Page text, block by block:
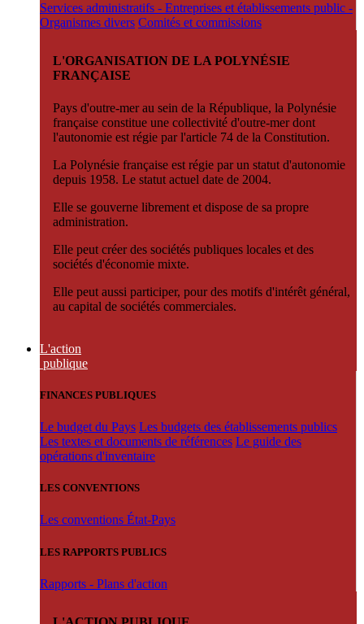
Services administratifs - Entreprises et établissements public -
Organismes divers Comités et commissions
L'ORGANISATION DE LA POLYNÉSIE
FRANÇAISE
Pays d'outre-mer au sein de la République, la Polynésie
française constitue une collectivité d'outre-mer dont
l'autonomie est régie par l'article 74 de la Constitution.
La Polynésie française est régie par un statut d'autonomie
depuis 1958. Le statut actuel date de 2004.
Elle se gouverne librement et dispose de sa propre
administration.
Elle peut créer des sociétés publiques locales et des
sociétés d'économie mixte.
Elle peut aussi participer, pour des motifs d'intérêt général,
au capital de sociétés commerciales.
L'action
publique
FINANCES PUBLIQUES
Le budget du Pays Les budgets des établissements publics
Les textes et documents de références Le guide des
opérations d'inventaire
LES CONVENTIONS
Les conventions État-Pays
LES RAPPORTS PUBLICS
Rapports - Plans d'action